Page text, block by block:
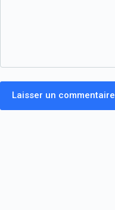
Laisser un commentaire